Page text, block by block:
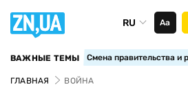
RU Аа
ВАЖНЫЕ ТЕМЫ Смена правительства и
ГЛАВНАЯ ВОЙНА